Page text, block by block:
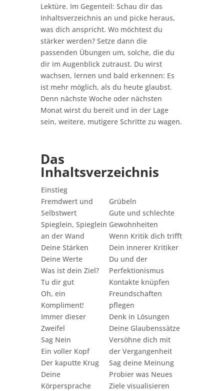
Lektüre. Im Gegenteil: Schau dir das
Inhaltsverzeichnis an und picke heraus,
was dich anspricht. Wo möchtest du
stärker werden? Setze dann die
passenden Übungen um, solche, die du
dir im Augenblick zutraust. Du wirst
wachsen, lernen und bald erkennen: Es
ist mehr möglich, als du heute glaubst.
Denn nächste Woche oder nächsten
Monat wirst du bereit und in der Lage
sein, weitere, mutigere Schritte zu wagen.
Das
Inhaltsverzeichnis
Einstieg
Fremdwert und
Selbstwert
Spieglein, Spieglein
an der Wand
Deine Stärken
Deine Werte
Was ist dein Ziel?
Tu dir gut
Oh, ein
Kompliment!
Immer dieser
Zweifel
Sag Nein
Ein voller Kopf
Der kaputte Krug
Deine
Körpersprache
Grübeln
Gute und schlechte
Gewohnheiten
Wenn Kritik dich trifft
Dein innerer Kritiker
Du und der
Perfektionismus
Kontakte knüpfen
Freundschaften
pflegen
Denk in Lösungen
Deine Glaubenssätze
Versöhne dich mit
der Vergangenheit
Sag deine Meinung
Probier was Neues
Ziele visualisieren